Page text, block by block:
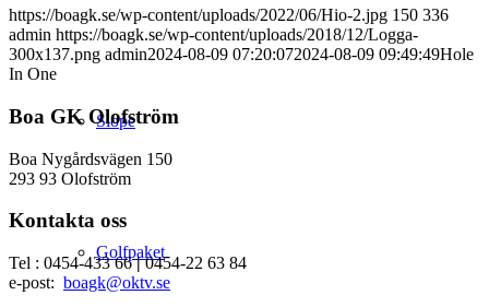
Slope
Golfpaket
https://boagk.se/wp-content/uploads/2022/06/Hio-2.jpg 150 336
admin https://boagk.se/wp-content/uploads/2018/12/Logga-
300x137.png admin2024-08-09 07:20:072024-08-09 09:49:49Hole
In One
Boa GK Olofström
Boa Nygårdsvägen 150
293 93 Olofström
Kontakta oss
Tel : 0454-433 66|0454-22 63 84
e-post: boagk@oktv.se